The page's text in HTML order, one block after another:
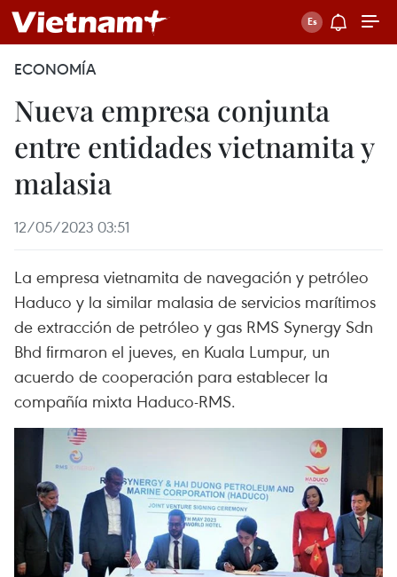
ECONOMÍA
Nueva empresa conjunta
entre entidades vietnamita y
malasia
12/05/2023 03:51
La empresa vietnamita de navegación y petróleo
Haduco y la similar malasia de servicios marítimos
de extracción de petróleo y gas RMS Synergy Sdn
Bhd firmaron el jueves, en Kuala Lumpur, un
acuerdo de cooperación para establecer la
compañía mixta Haduco-RMS.